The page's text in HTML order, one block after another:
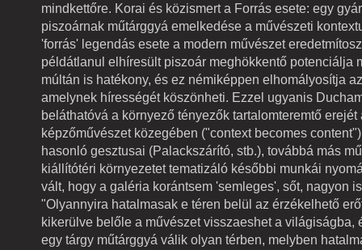
mindkettőre. Korai és közismert a Forrás esete: egy
piszoárnak műtárggyá emelkedése a művészeti
'forrás' legendás esete a modern művészet
példátlanul elhíresült piszoár meghökkentő potenciálja
múltán is hatékony, és ez némiképpen elhomályosítja
amelynek hírességét köszönheti. Ezzel ugyanis
beláthatóvá a környező tényezők tartalomteremtő erejét
képzőművészet közegében ("context becomes
hasonló gesztusai (Palackszárító, stb.), továbbá más
kiállítótéri környezetet tematizáló későbbi munkái
vált, hogy a galéria korántsem 'semleges', sőt, nagyon
"Olyannyira hatalmasak e téren belül az érzékelhető
kikerülve belőle a művészet visszaeshet a világiságba,
egy tárgy műtárggyá válik olyan térben, melyben